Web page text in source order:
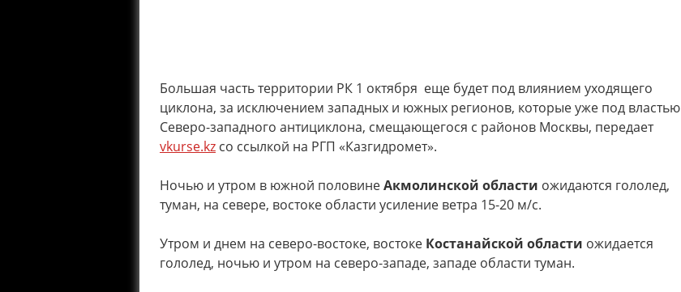
Большая часть территории РК 1 октября еще будет под влиянием уходящего
циклона, за исключением западных и южных регионов, которые уже под властью
Северо-западного антициклона, смещающегося с районов Москвы, передает
vkurse.kz со ссылкой на РГП «Казгидромет».
Ночью и утром в южной половинеАкмолинской области ожидаются гололед,
туман, на севере, востоке области усиление ветра 15-20 м/с.
Утром и днем на северо-востоке, востоке Костанайской области ожидается
гололед, ночью и утром на северо-западе, западе области туман.